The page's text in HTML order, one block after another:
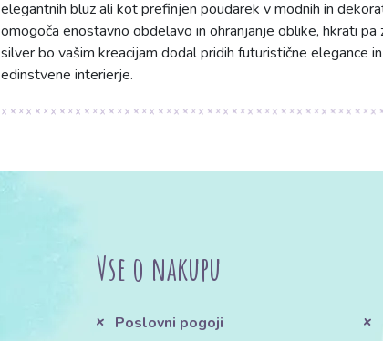
elegantnih bluz ali kot prefinjen poudarek v modnih in
omogoča enostavno obdelavo in ohranjanje oblike, hkrati
silver bo vašim kreacijam dodal pridih futuristične elegance
edinstvene interierje.
Vse o nakupu
Poslovni pogoji